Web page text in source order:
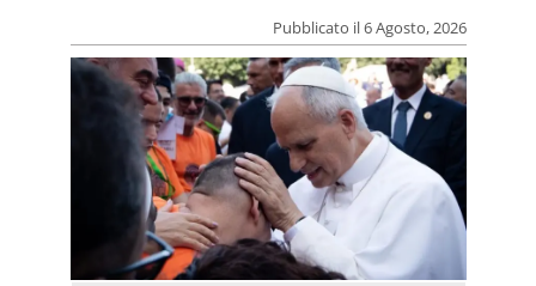
Pubblicato il 6 Agosto, 2026